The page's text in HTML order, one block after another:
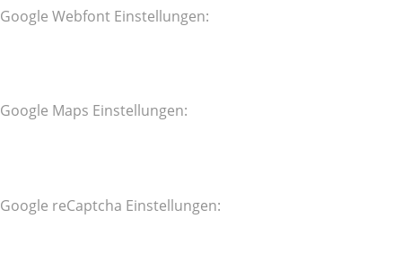
Google Webfont Einstellungen:
Google Maps Einstellungen:
Google reCaptcha Einstellungen: